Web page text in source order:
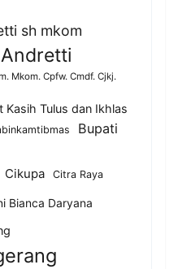
sh mkom
Mkom. Cpfw. Cmdf. Cjkj.
Kasih Tulus dan Ikhlas
Bupati
Cikupa Citra Raya
Bianca Daryana